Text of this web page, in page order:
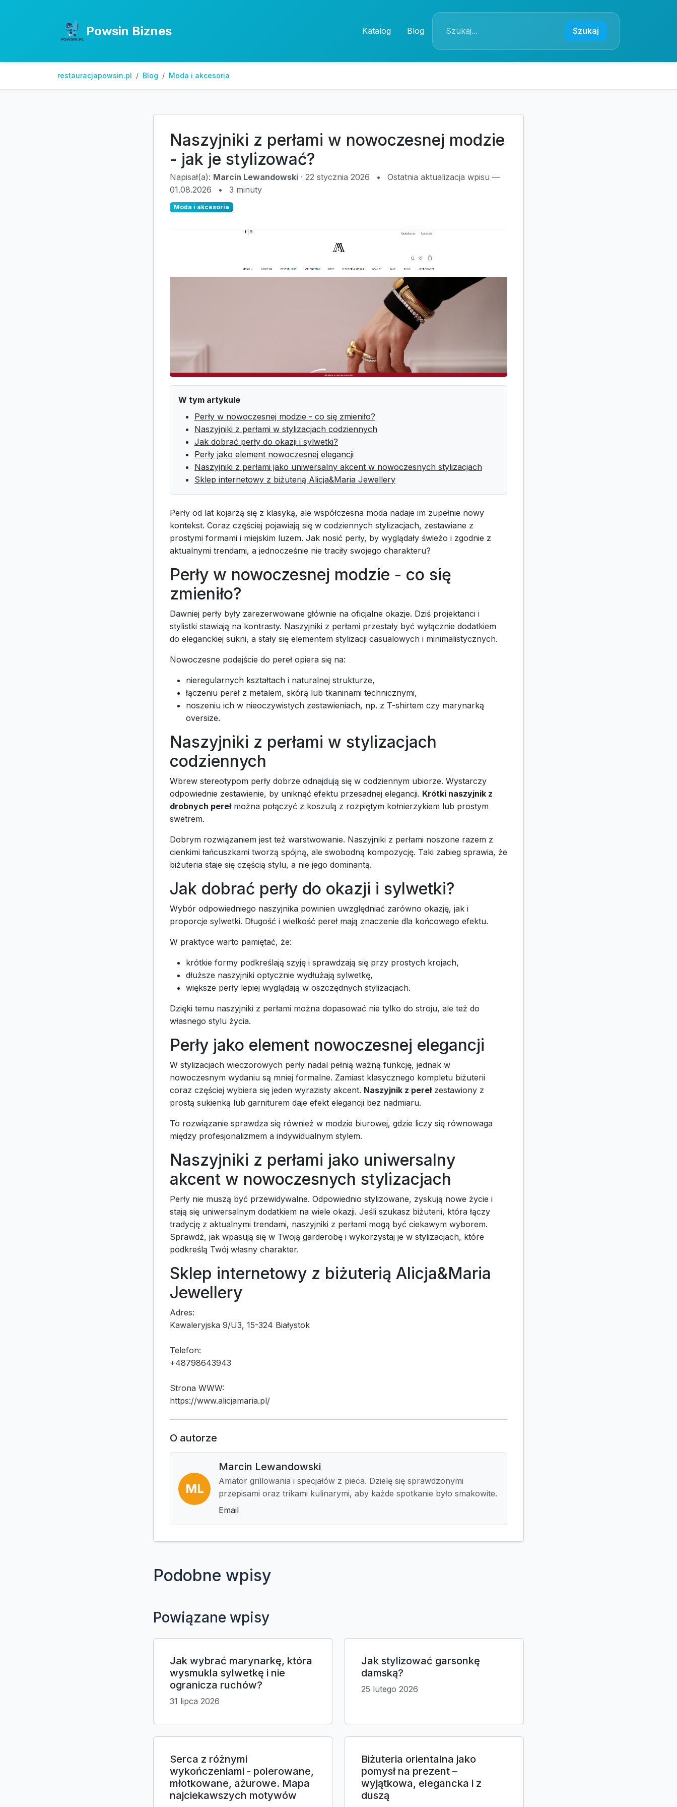
Powsin Biznes Katalog Blog Szukaj
restauracjapowsin.pl Blog Moda i akcesoria
Naszyjniki z perłami w nowoczesnej modzie
- jak je stylizować?
Napisał(a): Marcin Lewandowski · 22 stycznia 2026 •
Ostatnia aktualizacja wpisu —
01.08.2026
• 3 minuty
Moda i akcesoria
W tym artykule
Perły w nowoczesnej modzie - co się zmieniło?
Naszyjniki z perłami w stylizacjach codziennych
Jak dobrać perły do okazji i sylwetki?
Perły jako element nowoczesnej elegancji
Naszyjniki z perłami jako uniwersalny akcent w nowoczesnych stylizacjach
Sklep internetowy z biżuterią Alicja&Maria Jewellery
Perły od lat kojarzą się z klasyką, ale współczesna moda nadaje im zupełnie nowy
kontekst. Coraz częściej pojawiają się w codziennych stylizacjach, zestawiane z
prostymi formami i miejskim luzem. Jak nosić perły, by wyglądały świeżo i zgodnie z
aktualnymi trendami, a jednocześnie nie traciły swojego charakteru?
Perły w nowoczesnej modzie - co się
zmieniło?
Dawniej perły były zarezerwowane głównie na oficjalne okazje. Dziś projektanci i
stylistki stawiają na kontrasty. Naszyjniki z perłami przestały być wyłącznie dodatkiem
do eleganckiej sukni, a stały się elementem stylizacji casualowych i minimalistycznych.
Nowoczesne podejście do pereł opiera się na:
nieregularnych kształtach i naturalnej strukturze,
łączeniu pereł z metalem, skórą lub tkaninami technicznymi,
noszeniu ich w nieoczywistych zestawieniach, np. z T-shirtem czy marynarką
oversize.
Naszyjniki z perłami w stylizacjach
codziennych
Wbrew stereotypom perły dobrze odnajdują się w codziennym ubiorze. Wystarczy
odpowiednie zestawienie, by uniknąć efektu przesadnej elegancji. Krótki naszyjnik z
drobnych perełmożna połączyć z koszulą z rozpiętym kołnierzykiem lub prostym
swetrem.
Dobrym rozwiązaniem jest też warstwowanie. Naszyjniki z perłami noszone razem z
cienkimi łańcuszkami tworzą spójną, ale swobodną kompozycję. Taki zabieg sprawia, że
biżuteria staje się częścią stylu, a nie jego dominantą.
Jak dobrać perły do okazji i sylwetki?
Wybór odpowiedniego naszyjnika powinien uwzględniać zarówno okazję, jak i
proporcje sylwetki. Długość i wielkość pereł mają znaczenie dla końcowego efektu.
W praktyce warto pamiętać, że:
krótkie formy podkreślają szyję i sprawdzają się przy prostych krojach,
dłuższe naszyjniki optycznie wydłużają sylwetkę,
większe perły lepiej wyglądają w oszczędnych stylizacjach.
Dzięki temu naszyjniki z perłami można dopasować nie tylko do stroju, ale też do
własnego stylu życia.
Perły jako element nowoczesnej elegancji
W stylizacjach wieczorowych perły nadal pełnią ważną funkcję, jednak w
nowoczesnym wydaniu są mniej formalne. Zamiast klasycznego kompletu biżuterii
coraz częściej wybiera się jeden wyrazisty akcent. Naszyjnik z perełzestawiony z
prostą sukienką lub garniturem daje efekt elegancji bez nadmiaru.
To rozwiązanie sprawdza się również w modzie biurowej, gdzie liczy się równowaga
między profesjonalizmem a indywidualnym stylem.
Naszyjniki z perłami jako uniwersalny
akcent w nowoczesnych stylizacjach
Perły nie muszą być przewidywalne. Odpowiednio stylizowane, zyskują nowe życie i
stają się uniwersalnym dodatkiem na wiele okazji. Jeśli szukasz biżuterii, która łączy
tradycję z aktualnymi trendami, naszyjniki z perłami mogą być ciekawym wyborem.
Sprawdź, jak wpasują się w Twoją garderobę i wykorzystaj je w stylizacjach, które
podkreślą Twój własny charakter.
Sklep internetowy z biżuterią Alicja&Maria
Jewellery
Adres:
Kawaleryjska 9/U3, 15-324 Białystok
Telefon:
+48798643943
Strona WWW:
https://www.alicjamaria.pl/
O autorze
ML
Marcin Lewandowski
Amator grillowania i specjałów z pieca. Dzielę się sprawdzonymi
przepisami oraz trikami kulinarymi, aby każde spotkanie było smakowite.
Email
Podobne wpisy
Powiązane wpisy
Jak wybrać marynarkę, która
wysmukla sylwetkę i nie
ogranicza ruchów?
31 lipca 2026
Jak stylizować garsonkę
damską?
25 lutego 2026
Serca z różnymi
wykończeniami - polerowane,
młotkowane, ażurowe. Mapa
najciekawszych motywów
Biżuteria orientalna jako
pomysł na prezent –
wyjątkowa, elegancka i z
duszą